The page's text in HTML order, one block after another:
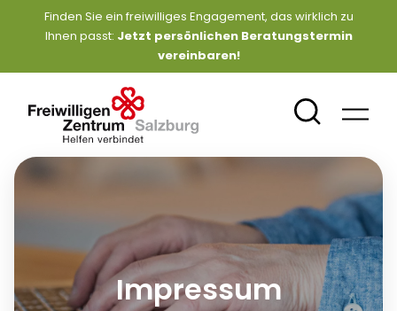
Finden Sie ein freiwilliges Engagement, das wirklich zu
Ihnen passt: Jetzt persönlichen Beratungstermin
vereinbaren!
Impressum